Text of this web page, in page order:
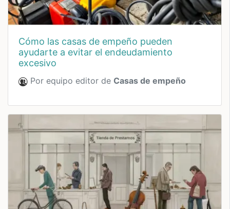
cómo las casas de empeño pueden
ayudarte a evitar el endeudamiento
excesivo
Por equipo editor de Casas de empeño